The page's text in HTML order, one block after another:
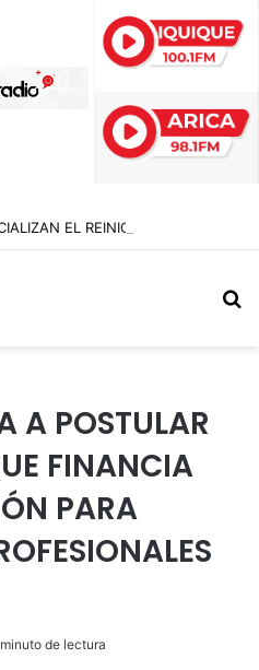
A POSTULAR
FINANCIA
PARA
de lectura